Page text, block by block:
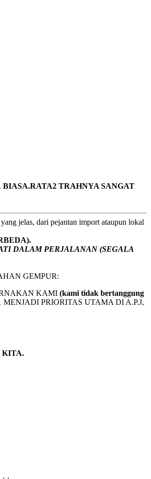
TRAHNYA SANGAT
jelas, dari pejantan import ataupun lokal
DALAM PERJALANAN (SEGALA
GEMPUR:
KAMI (kami tidak bertanggung
MENJADI PRIORITAS UTAMA DI A.P.J,
KITA.